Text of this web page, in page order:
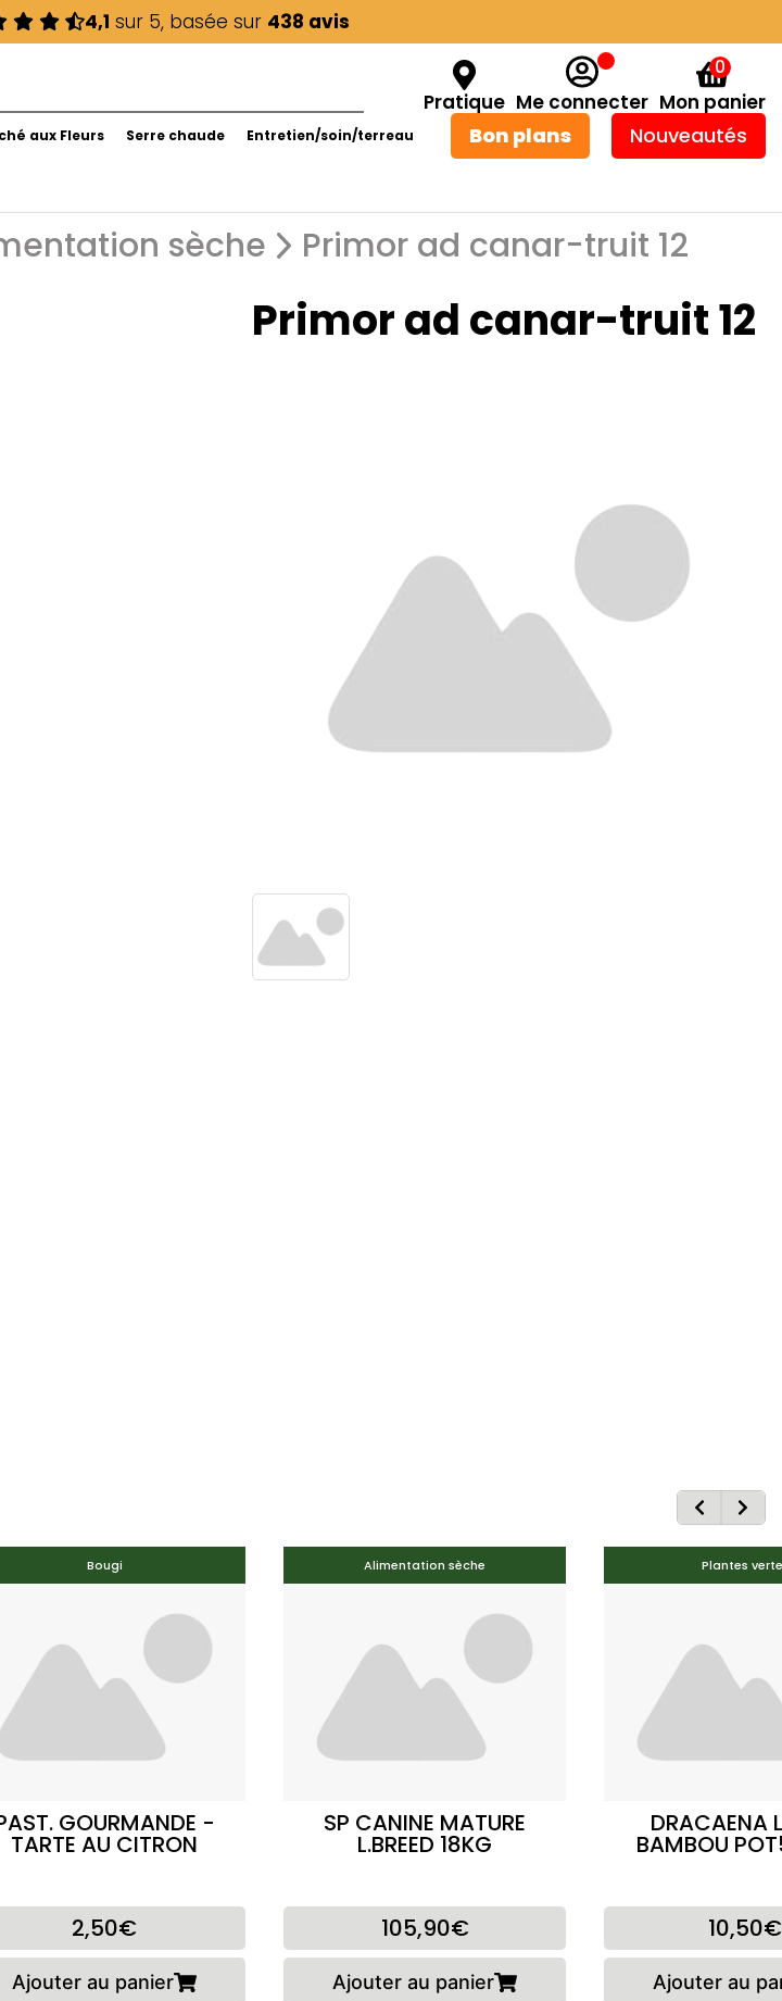
4,1 sur 5, basée sur 438 avis
Pratique Me connecter
0
Mon panier
aux Fleurs Serre chaude Entretien/soin/terreau Bon plans Nouveautés
sèche Primor ad canar-truit 12
Primor ad canar-truit 12
Bougi
GOURMANDE -
TARTE AU CITRON
2,50€
Ajouter au panier
Alimentation sèche
SP CANINE MATURE
L.BREED 18KG
105,90€
Ajouter au panier
Plantes
DRACAENA
BAMBOU
10,50€
Ajouter au